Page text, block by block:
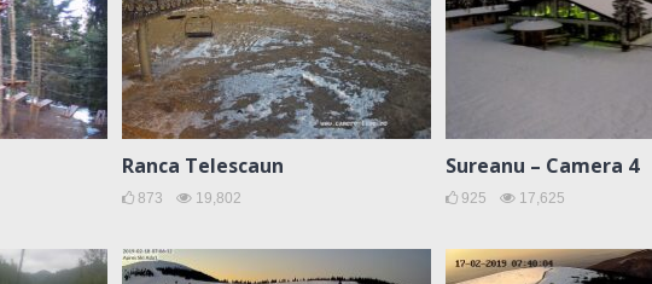
Ranca Telescaun
873 19,802
Sureanu – Camera 4
925 17,625